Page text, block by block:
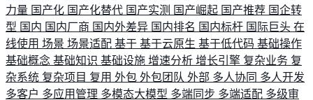
力量 国产化 国产化替代 国产实测 国产崛起 国产推荐 国企转
型 国内 国内厂商 国内外差异 国内排名 国内标杆 国际巨头 在
线使用 场景 场景适配 基于 基于云原生 基于低代码 基础操作
基础概念 基础知识 基础设施 增速分析 增长引擎 复杂业务 复
杂系统 复杂项目 复用 外包 外包团队 外部 多人协同 多人开发
多客户 多应用管理 多模态大模型 多端同步 多端适配 多级审